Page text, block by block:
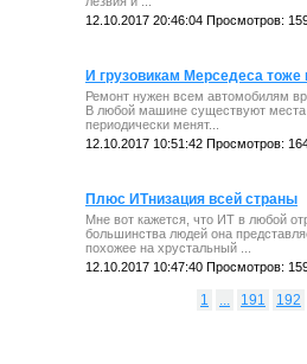
12.10.2017 20:46:04 Просмотров:
И грузовикам Мерседеса тоже
Ремонт нужен всем автомобилям
В любой машине существуют места
периодически менят...
12.10.2017 10:51:42 Просмотров:
Плюс ИТнизация всей страны
Мне вот кажется, что ИТ в любой
большинства людей она
похожее на хрустальный ...
12.10.2017 10:47:40 Просмотров:
1 191 192